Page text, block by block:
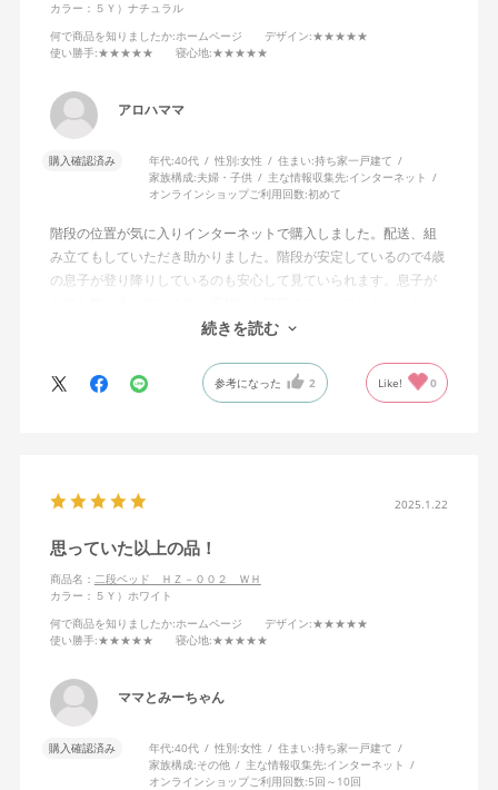
カラー：５Ｙ）ナチュラル
何で商品を知りましたか:ホームページ デザイン:★★★★★
使い勝手:★★★★★ 寝心地:★★★★★
アロハママ
購入確認済み 年代:40代 性別:女性 住まい:持ち家一戸建て
家族構成:夫婦・子供 主な情報収集先:インターネット
オンラインショップご利用回数:初めて
階段の位置が気に入りインターネットで購入しました。配送、組
み立てもしていただき助かりました。階段が安定しているので4歳
の息子が登り降りしているのも安心して見ていられます。息子が
た荷物を収納できる点も気に入りました。買って良かったです。
続きを読む
参考になった 2 Like! 0
2025.1.22
思っていた以上の品！
商品名： 二段ベッド ＨＺ－００２ ＷＨ
カラー：５Ｙ）ホワイト
何で商品を知りましたか:ホームページ デザイン:★★★★★
使い勝手:★★★★★ 寝心地:★★★★★
ママとみーちゃん
購入確認済み 年代:40代 性別:女性 住まい:持ち家一戸建て
家族構成:その他 主な情報収集先:インターネット
オンラインショップご利用回数:5回～10回